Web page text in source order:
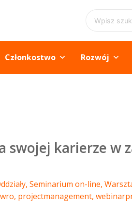
Członkostwo Rozwój
swojej karierze w
, Seminarium on-line,
, projectmanagement,